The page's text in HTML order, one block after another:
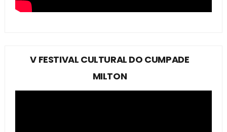
V FESTIVAL CULTURAL DO CUMPADE
MILTON